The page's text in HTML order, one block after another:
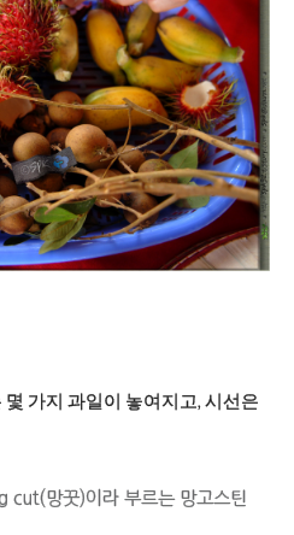
과일이 놓여지고, 시선은
라 부르는 망고스틴